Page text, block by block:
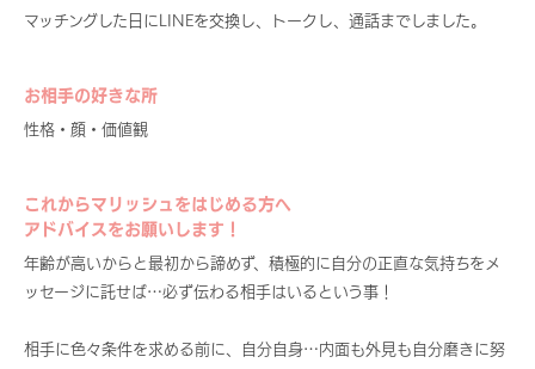
マッチングした日にLINEを交換し、トークし、通話までしました。
お相手の好きな所
性格・顔・価値観
これからマリッシュをはじめる方へ
アドバイスをお願いします！
年齢が高いからと最初から諦めず、積極的に自分の正直な気持ちをメ
ッセージに託せば…必ず伝わる相手はいるという事！
相手に色々条件を求める前に、自分自身…内面も外見も自分磨きに努